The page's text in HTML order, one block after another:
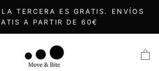
TERCERA ES GRATIS. ENVÍOS
A PARTIR DE 60€